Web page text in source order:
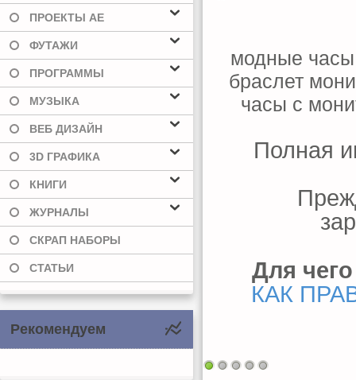
ПРОЕКТЫ AE
ФУТАЖИ
ПРОГРАММЫ
МУЗЫКА
ВЕБ ДИЗАЙН
3D ГРАФИКА
КНИГИ
ЖУРНАЛЫ
СКРАП НАБОРЫ
СТАТЬИ
Рекомендуем
модные
браслет
часы с
Полная
Для
КАК